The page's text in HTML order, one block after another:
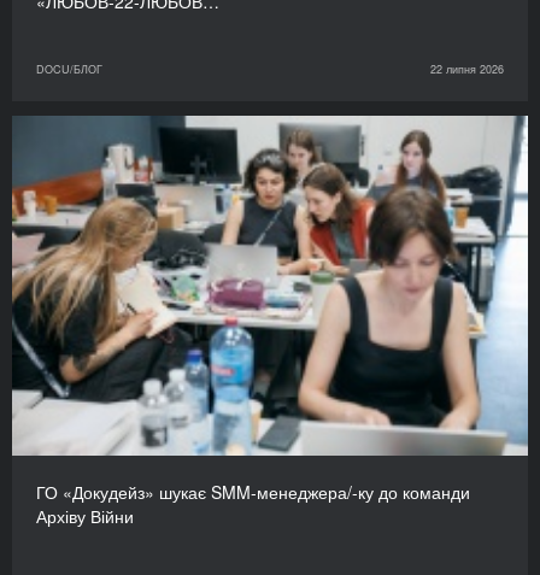
DOCU/БЛОГ 22 липня 2026
ГО «Докудейз» шукає SMM-менеджера/-ку до команди
Архіву Війни